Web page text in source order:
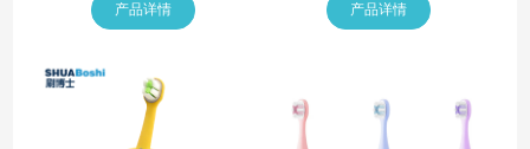
产品详情 产品详情